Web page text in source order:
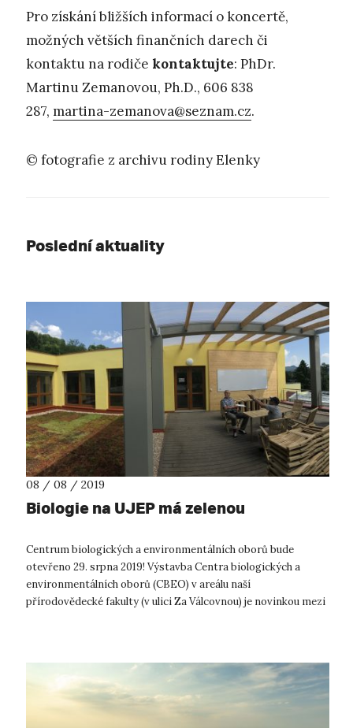
Pro získání bližších informací o koncertě,
možných větších finančních darech či
kontaktu na rodiče kontaktujte: PhDr.
Martinu Zemanovou, Ph.D., 606 838
287, martina-zemanova@seznam.cz.
© fotografie z archivu rodiny Elenky
Poslední aktuality
08 / 08 / 2019
Biologie na UJEP má zelenou
Centrum biologických a environmentálních oborů bude
otevřeno 29. srpna 2019! Výstavba Centra biologických a
environmentálních oborů (CBEO) v areálu naší
přírodovědecké fakulty (v ulici Za Válcovnou) je novinkou mezi